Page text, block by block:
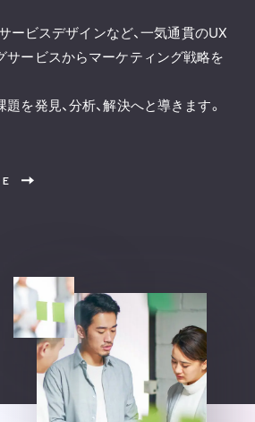
ービスデザインなど、一気通貫のUX
サービスからマーケティング戦略を
を発見、分析、解決へと導きます。